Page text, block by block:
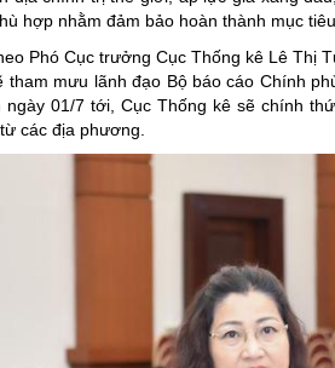
hợp nhằm đảm bảo hoàn thành mục
Phó Cục trưởng Cục Thống kê Lê Thị
mưu lãnh đạo Bộ báo cáo Chính
01/7 tới, Cục Thống kê sẽ chính
các địa phương.